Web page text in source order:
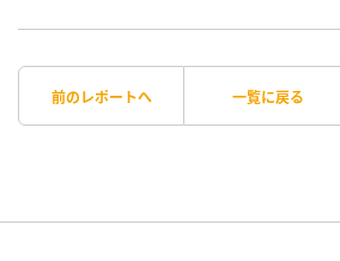
前のレポートへ 一覧に戻る